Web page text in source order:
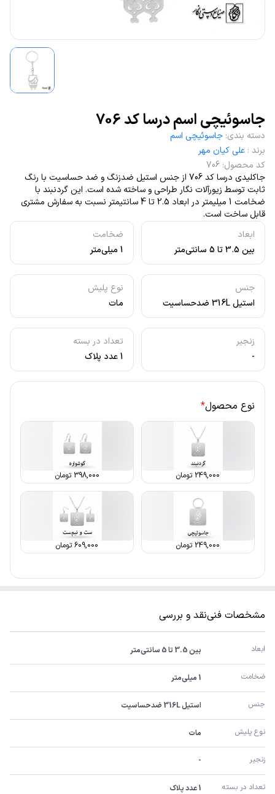
جاسوئیچی اسم درسا کد 706
ابعاد
بین 3.5 تا 5 سانتی‌متر
ضخامت
1 میلی‌متر
جنس
استیل 316L ضدحساسیت
نوع پلیش
مات
زنجیر
-
تعداد در بسته
1 عدد پلاک
دسته بندی: جاسوئیچی اسم
برند : علی کیان مهر
کد محصول:
706
جاکلیدی درسا کد 706 از جنس استیل ضدزنگ و ضد حساسیت با رنگ
ثابت توسط زیورآلات نگار طراحی و ساخته شده است. این گردنبند با
ضخامت 1 میلیمتر در ابعاد 2.5 تا 4 سانتیمتر نسبت به سفارش مشتری
قابل ساخت است.
نوع محصول*
249,000 تومان 398,000 تومان
249,000 تومان 609,000تومان
مشخصات فنینقد و بررسی
ابعاد بین 3.5 تا 5 سانتی‌متر
ضخامت 1 میلی‌متر
جنس استیل 316L ضدحساسیت
نوع پلیش مات
زنجیر -
تعداد در بسته 1 عدد پلاک